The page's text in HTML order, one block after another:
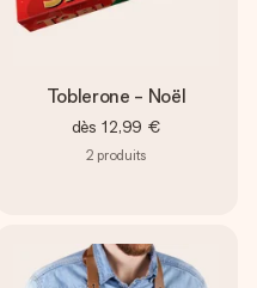
Toblerone - Noël
dès 12,99 €
2 produits